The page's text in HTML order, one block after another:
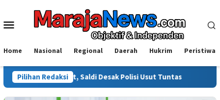
konten
Menu
Home Nasional Regional Daerah Hukrim Peristiwa
Pilihan Redaksi
Saldi Desak Polisi Usut Tuntas Warga Sinjai